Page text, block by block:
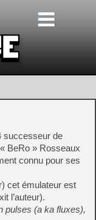
successeur de
BeRo » Rosseaux
connu pour ses
cet émulateur est
l’auteur).
pulses (a ka fluxes),